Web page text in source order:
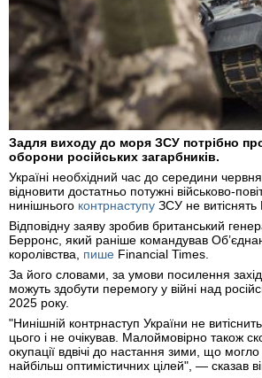
Задля виходу до моря ЗСУ потрібно
оборони російських загарбників.
Україні необхідний час до середини
відновити достатньо потужні військово-
нинішнього контрнаступу ЗСУ не витіснять
Відповідну заяву зробив британський
Берронс, який раніше командував
королівства, пише Financial Times.
За його словами, за умови посилення
можуть здобути перемогу у війні над
2025 року.
"Нинішній контрнаступ України не
цього і не очікував. Малоймовірно також
окупації вдвічі до настання зими, що
найбільш оптимістичних цілей", — сказав